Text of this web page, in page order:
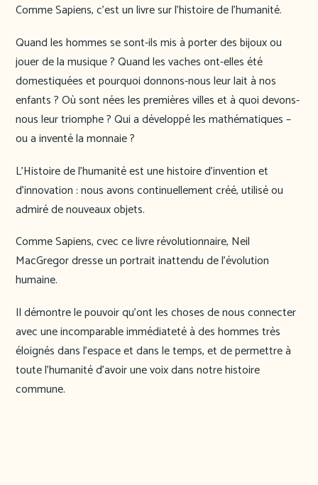
Comme Sapiens, c’est un livre sur l’histoire de l’humanité.
Quand les hommes se sont-ils mis à porter des bijoux ou
jouer de la musique ? Quand les vaches ont-elles été
domestiquées et pourquoi donnons-nous leur lait à nos
enfants ? Où sont nées les premières villes et à quoi devons-
nous leur triomphe ? Qui a développé les mathématiques –
ou a inventé la monnaie ?
L’Histoire de l’humanité est une histoire d’invention et
d’innovation : nous avons continuellement créé, utilisé ou
admiré de nouveaux objets.
Comme Sapiens, cvec ce livre révolutionnaire, Neil
MacGregor dresse un portrait inattendu de l’évolution
humaine.
Il démontre le pouvoir qu’ont les choses de nous connecter
avec une incomparable immédiateté à des hommes très
éloignés dans l’espace et dans le temps, et de permettre à
toute l’humanité d’avoir une voix dans notre histoire
commune.